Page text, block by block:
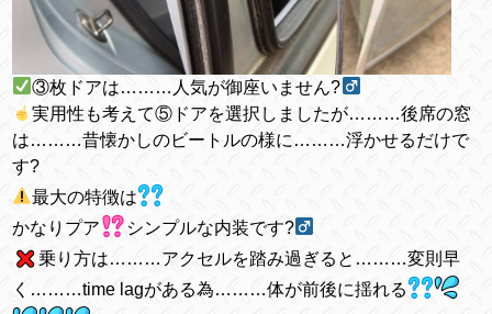
③枚ドアは………人気が御座いません?‍
実用性も考えて⑤ドアを選択しましたが………後席の窓
は………昔懐かしのビートルの様に………浮かせるだけで
す?
最大の特徴は
かなりプア
シンプルな内装です?‍
乗り方は………アクセルを踏み過ぎると………変則早
く………time lagがある為………体が前後に揺れる